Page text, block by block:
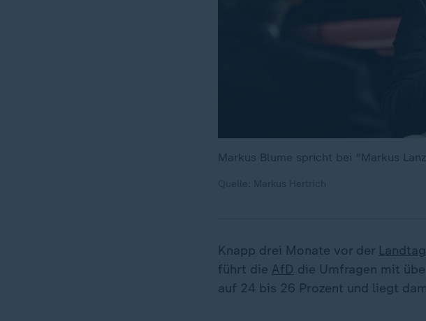
Markus Blume spricht bei "Markus
Knapp drei Monate vor der
führt die AfD die Umfragen mit
auf 24 bis 26 Prozent und liegt